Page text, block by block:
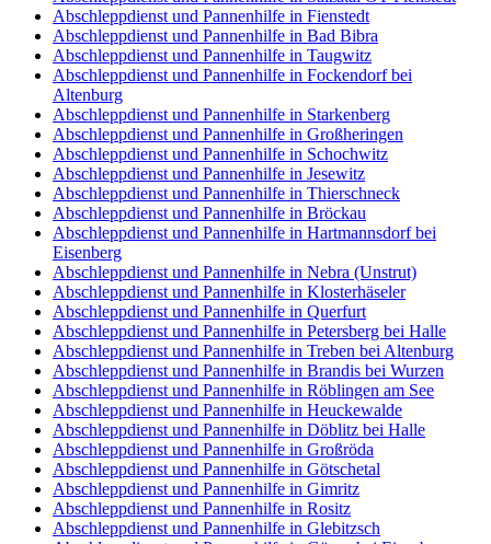
Abschleppdienst und Pannenhilfe in Fienstedt
Abschleppdienst und Pannenhilfe in Bad Bibra
Abschleppdienst und Pannenhilfe in Taugwitz
Abschleppdienst und Pannenhilfe in Fockendorf bei
Altenburg
Abschleppdienst und Pannenhilfe in Starkenberg
Abschleppdienst und Pannenhilfe in Großheringen
Abschleppdienst und Pannenhilfe in Schochwitz
Abschleppdienst und Pannenhilfe in Jesewitz
Abschleppdienst und Pannenhilfe in Thierschneck
Abschleppdienst und Pannenhilfe in Bröckau
Abschleppdienst und Pannenhilfe in Hartmannsdorf bei
Eisenberg
Abschleppdienst und Pannenhilfe in Nebra (Unstrut)
Abschleppdienst und Pannenhilfe in Klosterhäseler
Abschleppdienst und Pannenhilfe in Querfurt
Abschleppdienst und Pannenhilfe in Petersberg bei Halle
Abschleppdienst und Pannenhilfe in Treben bei Altenburg
Abschleppdienst und Pannenhilfe in Brandis bei Wurzen
Abschleppdienst und Pannenhilfe in Röblingen am See
Abschleppdienst und Pannenhilfe in Heuckewalde
Abschleppdienst und Pannenhilfe in Döblitz bei Halle
Abschleppdienst und Pannenhilfe in Großröda
Abschleppdienst und Pannenhilfe in Götschetal
Abschleppdienst und Pannenhilfe in Gimritz
Abschleppdienst und Pannenhilfe in Rositz
Abschleppdienst und Pannenhilfe in Glebitzsch